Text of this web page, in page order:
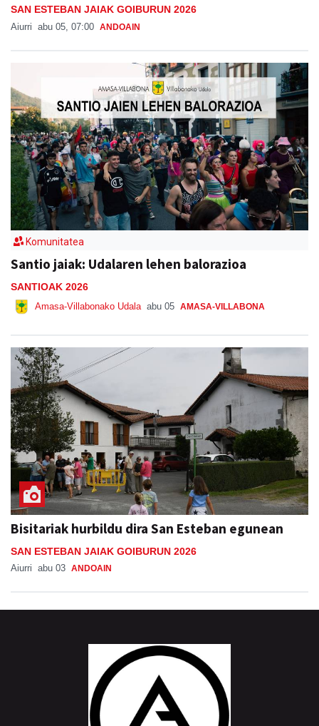
SAN ESTEBAN JAIAK GOIBURUN 2026
Aiurri abu 05, 07:00 ANDOAIN
Komunitatea
Santio jaiak: Udalaren lehen balorazioa
SANTIOAK 2026
Amasa-Villabonako Udala abu 05 AMASA-VILLABONA
Bisitariak hurbildu dira San Esteban egunean
SAN ESTEBAN JAIAK GOIBURUN 2026
Aiurri abu 03 ANDOAIN